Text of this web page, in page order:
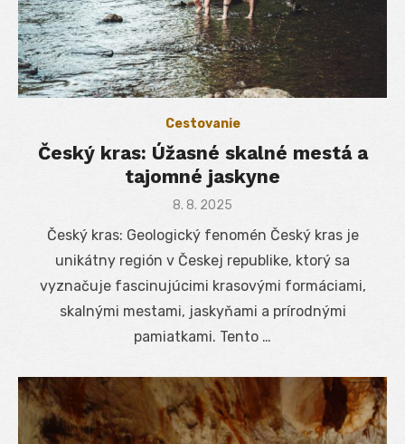
Cestovanie
Český kras: Úžasné skalné mestá a
tajomné jaskyne
Posted
8. 8. 2025
Český kras: Geologický fenomén Český kras je
unikátny región v Českej republike, ktorý sa
vyznačuje fascinujúcimi krasovými formáciami,
skalnými mestami, jaskyňami a prírodnými
pamiatkami. Tento …